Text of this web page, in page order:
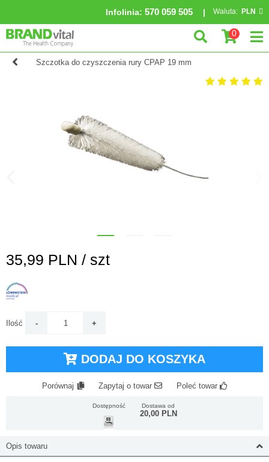
Infolinia: 570 059 505 Waluta: PLN
0
Szczotka do czyszczenia rury CPAP 19 mm
35,99 PLN / szt
Ilość
DODAJ DO KOSZYKA
Porównaj Zapytaj o towar Poleć towar
Dostępność Dostawa od
20,00 PLN
Opis towaru